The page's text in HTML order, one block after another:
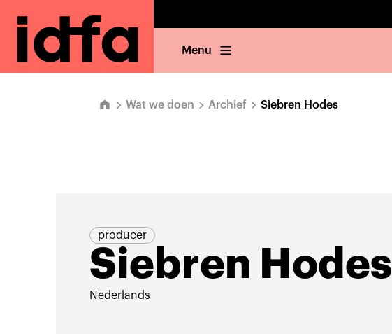
Menu
Wat we doen Archief Siebren Hodes
producer
Siebren Hodes
Nederlands